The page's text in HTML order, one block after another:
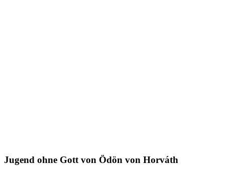
Jugend ohne Gott von Ödön von Horváth